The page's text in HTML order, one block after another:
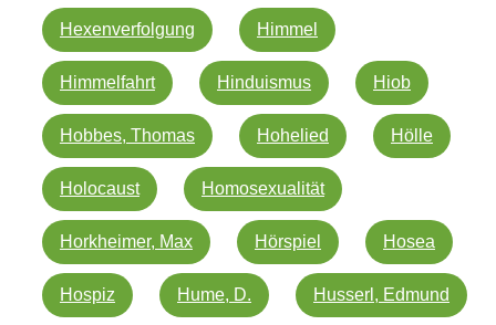
Hexenverfolgung Himmel
Himmelfahrt Hinduismus Hiob
Hobbes, Thomas Hohelied Hölle
Holocaust Homosexualität
Horkheimer, Max Hörspiel Hosea
Hospiz Hume, D. Husserl, Edmund